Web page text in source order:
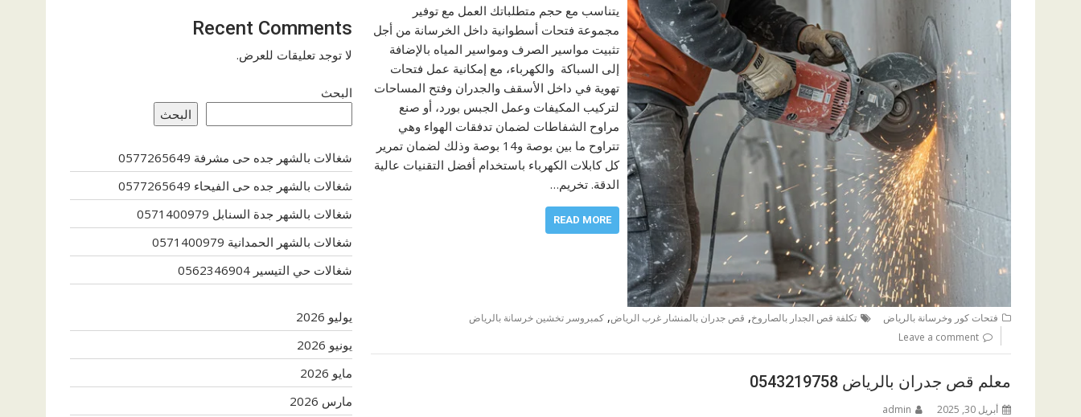
يتناسب مع حجم متطلباتك العمل مع توفير
مجموعة فتحات أسطوانية داخل الخرسانة من أجل
تثبيت مواسير الصرف ومواسير المياه بالإضافة
إلى السباكة والكهرباء، مع إمكانية عمل فتحات
تهوية في داخل الأسقف والجدران وفتح المساحات
لتركيب المكيفات وعمل الجبس بورد، أو صنع
مراوح الشفاطات لضمان تدفقات الهواء وهي
تتراوح ما بين بوصة و14 بوصة وذلك لضمان تمرير
كل كابلات الكهرباء باستخدام أفضل التقنيات عالية
الدقة. تخريم…
READ MORE
فتحات كور وخرسانة بالرياض تكلفة قص الجدار بالصاروخ, قص جدران بالمنشار غرب الرياض, كمبروسر تخشين خرسانة بالرياض
Leave a comment
معلم قص جدران بالرياض 0543219758
أبريل 30, 2025 admin
Recent Comments
لا توجد تعليقات للعرض.
البحث
البحث
شغالات بالشهر جده حى مشرفة 0577265649
شغالات بالشهر جده حى الفيحاء 0577265649
شغالات بالشهر جدة السنابل 0571400979
شغالات بالشهر الحمدانية 0571400979
شغالات حي التيسير 0562346904
يوليو 2026
يونيو 2026
مايو 2026
مارس 2026